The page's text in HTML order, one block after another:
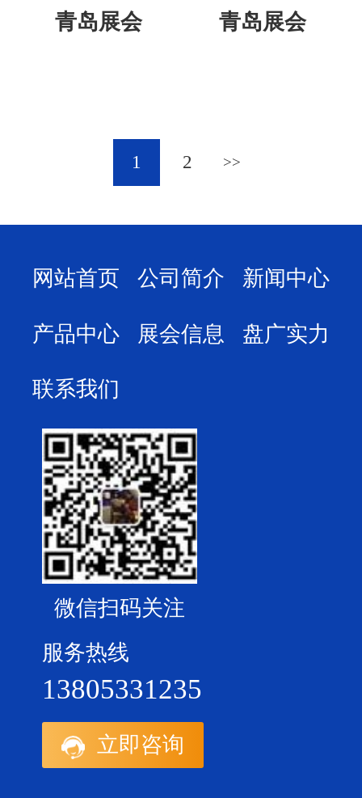
青岛展会 青岛展会
1 2
网站首页 公司简介 新闻中心
产品中心 展会信息 盘广实力
联系我们
微信扫码关注
服务热线
13805331235
立即咨询